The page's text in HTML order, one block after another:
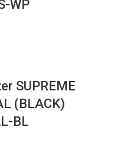
WP
SUPREME
(BLACK)
BL